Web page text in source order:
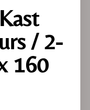
/ 2-
160